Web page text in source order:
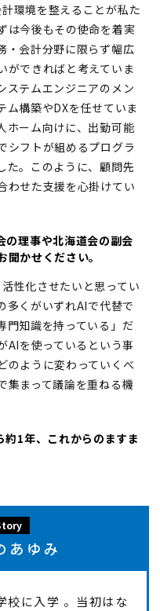
環境を整えることが私た
は今後もその使命を着実
・会計分野に限らず幅広
ができればと考えていま
ステムエンジニアのメン
ム構築やDXを任せていま
ホーム向けに、出勤可能
シフトが組めるプログラ
た。このように、顧問先
わせた支援を心掛けてい
の理事や北海道会の副会
かせください。
性化させたいと思ってい
多くがいずれAIで代替で
門知識を持っている」だ
AIを使っているという事
のように変わっていくべ
集まって議論を重ねる機
1年、これからのますま
あゆみ
校に入学 。当初はな